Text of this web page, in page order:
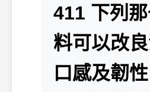
411 下列
料可以改
口感及韌性